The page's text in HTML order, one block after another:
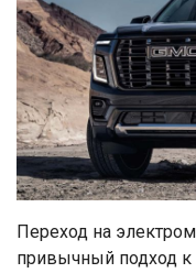
Переход на
привычный подход